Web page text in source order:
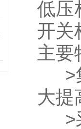
低压
开关
主要
>
大
>